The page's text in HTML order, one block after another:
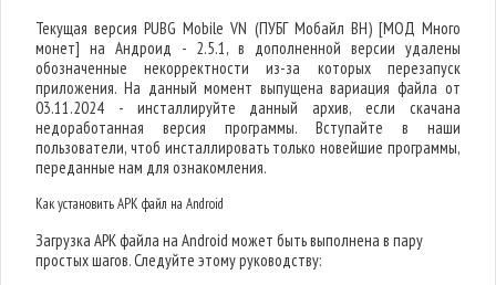
Текущая версия PUBG Mobile VN (ПУБГ Мобайл ВН) [МОД Много
монет] на Андроид - 2.5.1, в дополненной версии удалены
обозначенные некорректности из-за которых перезапуск
приложения. На данный момент выпущена вариация файла от
03.11.2024 - инсталлируйте данный архив, если скачана
недоработанная версия программы. Вступайте в наши
пользователи, чтоб инсталлировать только новейшие программы,
переданные нам для ознакомления.
Как установить APK файл на Android
Загрузка APK файла на Android может быть выполнена в пару
простых шагов. Следуйте этому руководству: